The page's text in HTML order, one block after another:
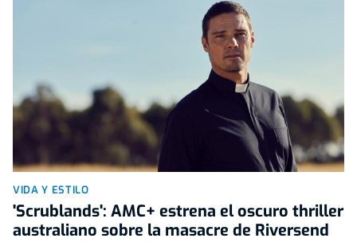
VIDA Y ESTILO
'Scrublands': AMC+ estrena el oscuro thriller
australiano sobre la masacre de Riversend